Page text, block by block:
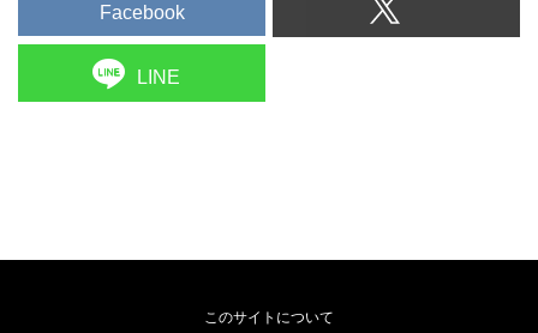
Facebook
LINE
このサイトについて